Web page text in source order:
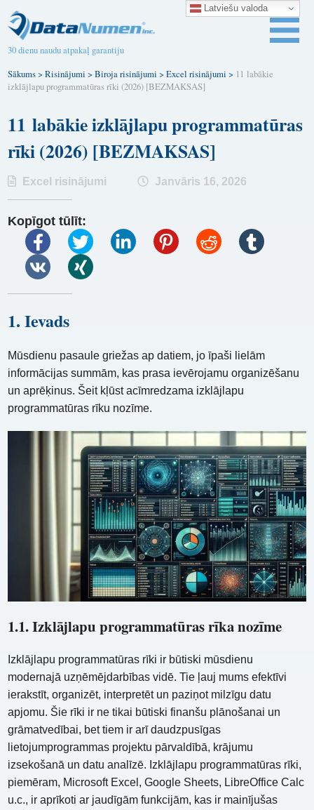
30 dienu naudu atpakaļ garantiju
Sākums>Risinājumi >Biroja risinājumi >Excel risinājumi > 11 labākie
izklājlapu programmatūras rīki (2026) [BEZMAKSAS]
11 labākie izklājlapu programmatūras
rīki (2026) [BEZMAKSAS]
Excel risinājumi Janvāris 16, 2026
Kopīgot tūlīt:
1. Ievads
Mūsdienu pasaule griežas ap datiem, jo ​​īpaši lielām
informācijas summām, kas prasa ievērojamu organizēšanu
un aprēķinus. Šeit kļūst acīmredzama izklājlapu
programmatūras rīku nozīme.
1.1. Izklājlapu programmatūras rīka nozīme
Izklājlapu programmatūras rīki ir būtiski mūsdienu
modernajā uzņēmējdarbības vidē. Tie ļauj mums efektīvi
ierakstīt, organizēt, interpretēt un paziņot milzīgu datu
apjomu. Šie rīki ir ne tikai būtiski finanšu plānošanai un
grāmatvedībai, bet tiem ir arī daudzpusīgas
lietojumprogrammas projektu pārvaldībā, krājumu
izsekošanā un datu analīzē. Izklājlapu programmatūras rīki,
piemēram, Microsoft Excel, Google Sheets, LibreOffice Calc
u.c., ir aprīkoti ar jaudīgām funkcijām, kas ir mainījušas
Latviešu valoda